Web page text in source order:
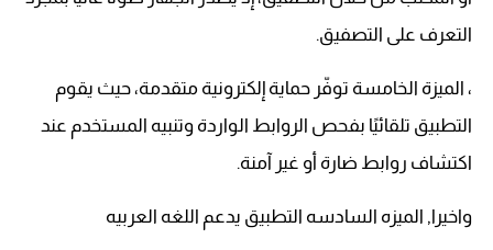
التعرف على التصفيق.
، الميزة الخامسة توفّر حماية إلكترونية متقدمة، حيث يقوم
التطبيق تلقائيًا بفحص الروابط الواردة وتنبيه المستخدم عند
اكتشاف روابط ضارة أو غير آمنة.
واخيرا, الميزه السادسه التطبيق يدعم اللغه العربيه